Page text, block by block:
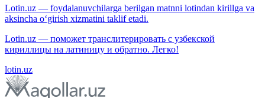
Lotin.uz — foydalanuvchilarga berilgan matnni lotindan kirillga va
aksincha o‘girish xizmatini taklif etadi.
Lotin.uz — поможет транслитерировать с узбекской
кириллицы на латиницу и обратно. Легко!
lotin.uz